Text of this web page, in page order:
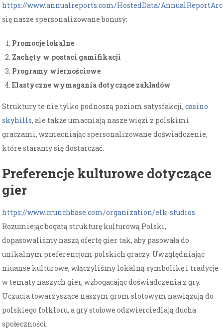
https://www.annualreports.com/HostedData/
się nasze spersonalizowane bonusy:
Promocje lokalne
Zachęty w postaci gamifikacji
Programy wiernościowe
Elastyczne wymagania dotyczące zakładów
Struktury te nie tylko podnoszą poziom satysfakcji,casino
skyhills, ale także umacniają nasze więzi z polskimi
graczami, wzmacniając spersonalizowane doświadczenie,
które staramy się dostarczać.
Preferencje kulturowe dotyczące
gier
https://www.crunchbase.com/organization/elk-studios
Rozumiejąc bogatą strukturę kulturową Polski,
dopasowaliśmy naszą ofertę gier tak, aby pasowała do
unikalnym preferencjom polskich graczy. Uwzględniając
niuanse kulturowe, włączyliśmy lokalną symbolikę i tradycje
w tematy naszych gier, wzbogacając doświadczenia z gry.
Uczucia towarzyszące naszym grom slotowym nawiązują do
polskiego folkloru, a gry stołowe odzwierciedlają ducha
społeczności.